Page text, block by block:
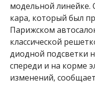
модельной линейке.
кара, который был
Парижском
классической
диодной подсветки
спереди и на корме
изменений, сообщает